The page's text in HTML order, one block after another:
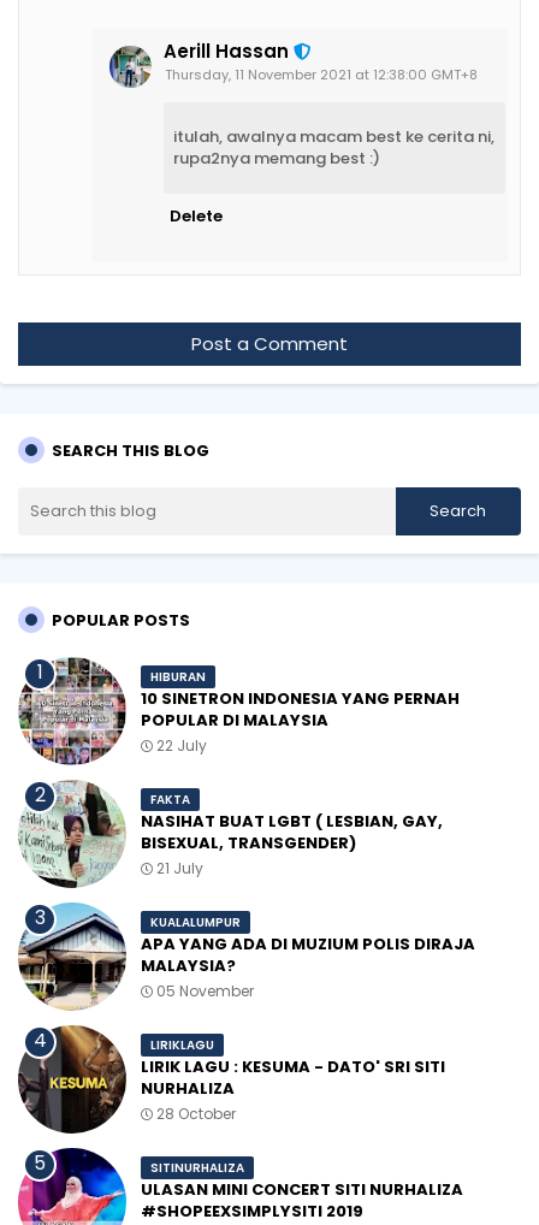
Aerill Hassan
Thursday, 11 November 2021 at 12:38:00 GMT+8
itulah, awalnya macam best ke cerita ni,
rupa2nya memang best :)
Delete
Post a Comment
SEARCH THIS BLOG
POPULAR POSTS
HIBURAN
10 SINETRON INDONESIA YANG PERNAH
POPULAR DI MALAYSIA
22 July
FAKTA
NASIHAT BUAT LGBT ( LESBIAN, GAY,
BISEXUAL, TRANSGENDER)
21 July
KUALALUMPUR
APA YANG ADA DI MUZIUM POLIS DIRAJA
MALAYSIA?
05 November
LIRIKLAGU
LIRIK LAGU : KESUMA - DATO' SRI SITI
NURHALIZA
28 October
SITINURHALIZA
ULASAN MINI CONCERT SITI NURHALIZA
#SHOPEEXSIMPLYSITI 2019